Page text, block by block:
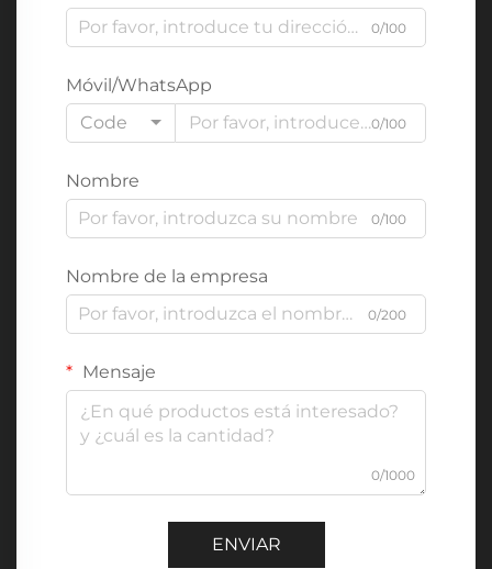
0/100
Móvil/WhatsApp
Code
0/100
Nombre
0/100
Nombre de la empresa
0/200
Mensaje
0/1000
ENVIAR